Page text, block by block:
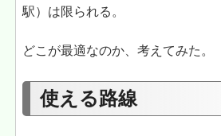
駅）は限られる。
どこが最適なのか、考えてみた。
使える路線